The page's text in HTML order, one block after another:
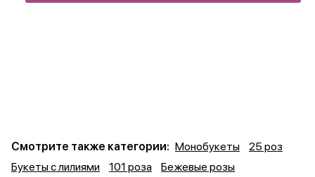
Смотрите также категории: Монобукеты
25 роз
Букеты с лилиями
101 роза
Бежевые розы